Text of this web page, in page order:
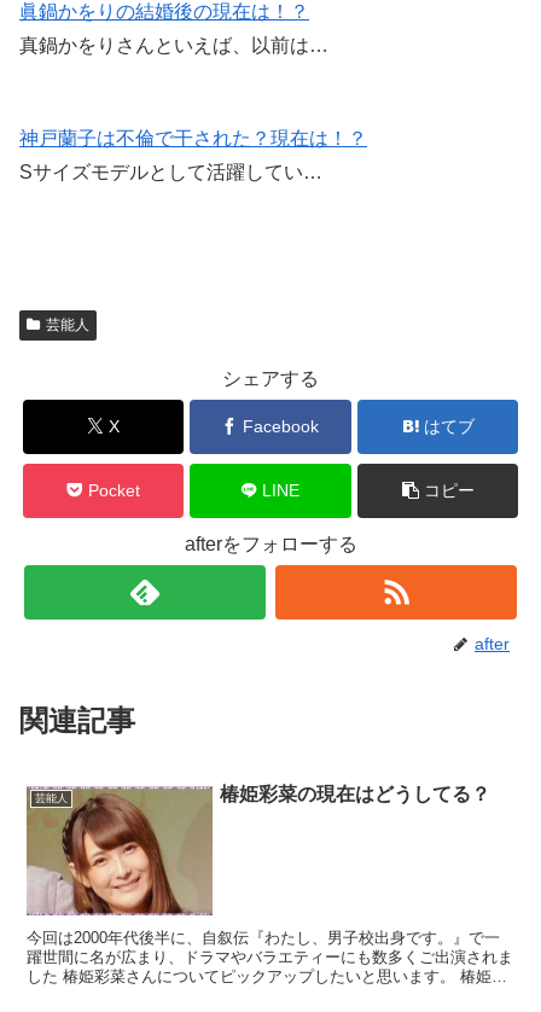
眞鍋かをりの結婚後の現在は！？
真鍋かをりさんといえば、以前は…
神戸蘭子は不倫で干された？現在は！？
Sサイズモデルとして活躍してい…
芸能人
シェアする
X Facebook はてブ
Pocket LINE コピー
afterをフォローする
after
関連記事
芸能人 椿姫彩菜の現在はどうしてる？
今回は2000年代後半に、自叙伝『わたし、男子校出身です。』で一
躍世間に名が広まり、ドラマやバラエティーにも数多くご出演されま
した 椿姫彩菜さんについてピックアップしたいと思います。 椿姫彩